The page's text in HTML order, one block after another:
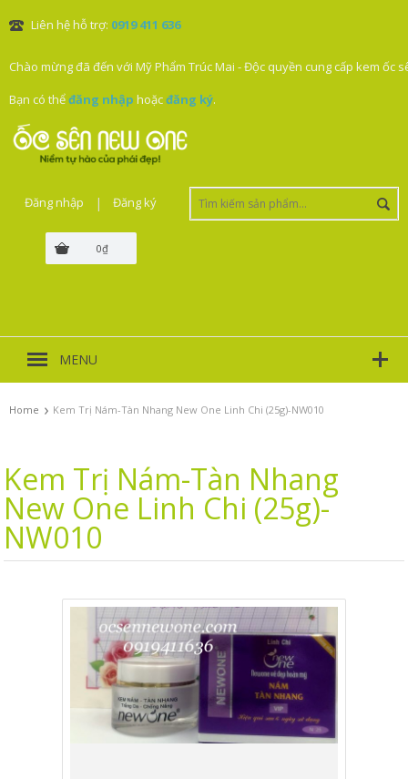
Liên hệ hỗ trợ: 0919 411 636
Chào mừng đã đến với Mỹ Phẩm Trúc Mai - Độc quyền cung cấp kem ốc
Bạn có thểđăng nhập hoặcđăng ký.
0₫
Đăng nhập | Đăng ký
MENU
Home › Kem Trị Nám-Tàn Nhang New One Linh Chi (25g)-NW010
Kem Trị Nám-Tàn Nhang
New One Linh Chi (25g)-
NW010